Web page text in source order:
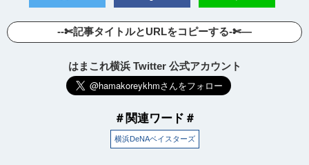
--✄記事タイトルとURLをコピーする-✄—
はまこれ横浜 Twitter 公式アカウント
＃関連ワード＃
横浜DeNAベイスターズ